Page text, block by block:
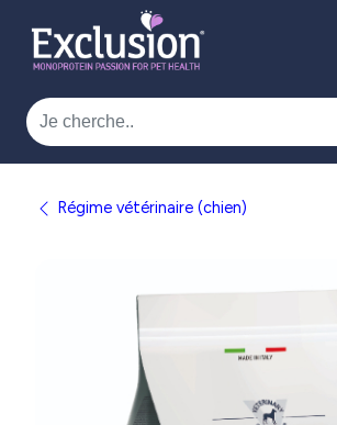
Régime vétérinaire (chien)